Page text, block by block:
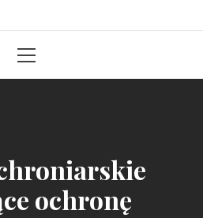
Menu
ochronę